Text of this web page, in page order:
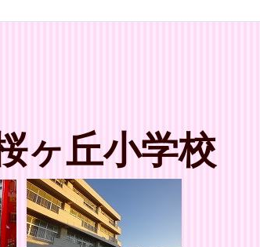
ヶ丘小学校